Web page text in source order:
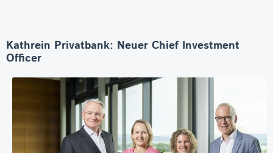
Kathrein Privatbank: Neuer Chief Investment
Officer